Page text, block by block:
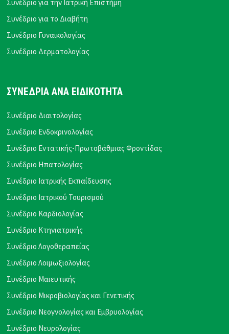
Συνέδριο για την Ιατρική Επιστήμη
Συνέδριο για το Διαβήτη
Συνέδριο Γυναικολογίας
Συνέδριο Δερματολογίας
ΣΥΝΕΔΡΙΑ ΑΝΑ ΕΙΔΙΚΟΤΗΤΑ
Συνέδριο Διαιτολογίας
Συνέδριο Ενδοκρινολογίας
Συνέδριο Εντατικής-Πρωτοβάθμιας Φροντίδας
Συνέδριο Ηπατολογίας
Συνέδριο Ιατρικής Εκπαίδευσης
Συνέδριο Ιατρικού Τουρισμού
Συνέδριο Καρδιολογίας
Συνέδριο Κτηνιατρικής
Συνέδριο Λογοθεραπείας
Συνέδριο Λοιμωξιολογίας
Συνέδριο Μαιευτικής
Συνέδριο Μικροβιολογίας και Γενετικής
Συνέδριο Νεογνολογίας και Εμβρυολογίας
Συνέδριο Νευρολογίας